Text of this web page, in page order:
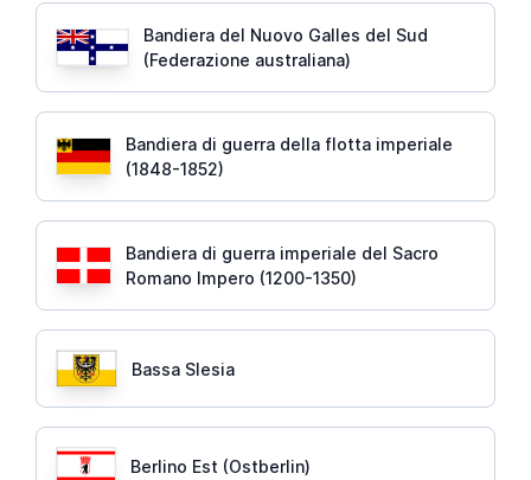
Bandiera del Nuovo Galles del Sud
(Federazione australiana)
Bandiera di guerra della flotta imperiale
(1848-1852)
Bandiera di guerra imperiale del Sacro
Romano Impero (1200-1350)
Bassa Slesia
Berlino Est (Ostberlin)